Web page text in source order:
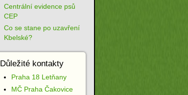
Centrální evidence psů
CEP
Co se stane po uzavření
Kbelské?
Důležité kontakty
Praha 18 Letňany
MČ Praha Čakovice